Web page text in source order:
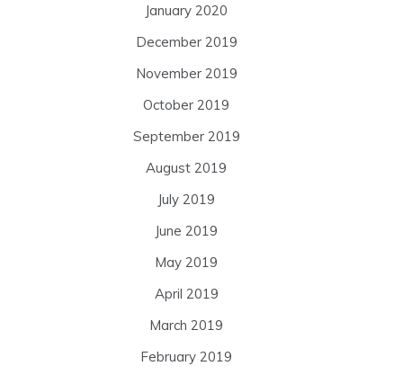
January 2020
December 2019
November 2019
October 2019
September 2019
August 2019
July 2019
June 2019
May 2019
April 2019
March 2019
February 2019